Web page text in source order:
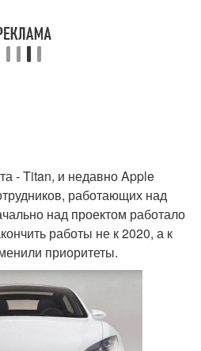
- Titan, и недавно Apple
работающих над
над проектом работало
работы не к 2020, а к
приоритеты.